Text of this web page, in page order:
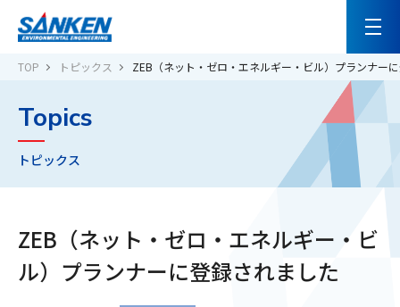
TOP トピックス ZEB（ネット・ゼロ・エネルギー・ビル）プランナー
Topics
トピックス
ZEB（ネット・ゼロ・エネルギー・ビ
ル）プランナーに登録されました